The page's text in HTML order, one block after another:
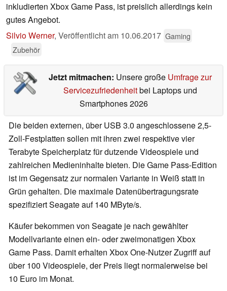
inkludierten Xbox Game Pass, ist preislich allerdings kein
gutes Angebot.
Silvio Werner, Veröffentlicht am 10.06.2017 Gaming
Zubehör
Jetzt mitmachen: Unsere große Umfrage zur
Servicezufriedenheitbei Laptops und
Smartphones 2026
Die beiden externen, über USB 3.0 angeschlossene 2,5-
Zoll-Festplatten sollen mit ihren zwei respektive vier
Terabyte Speicherplatz für dutzende Videospiele und
zahlreichen Medieninhalte bieten. Die Game Pass-Edition
ist im Gegensatz zur normalen Variante in Weiß statt in
Grün gehalten. Die maximale Datenübertragungsrate
spezifiziert Seagate auf 140 MByte/s.
Käufer bekommen von Seagate je nach gewählter
Modellvariante einen ein- oder zweimonatigen Xbox
Game Pass. Damit erhalten Xbox One-Nutzer Zugriff auf
über 100 Videospiele, der Preis liegt normalerweise bei
10 Euro im Monat.